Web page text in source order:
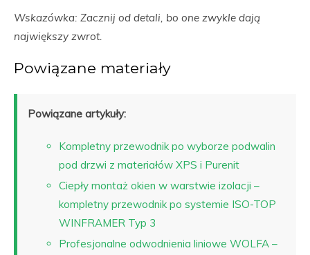
Wskazówka: Zacznij od detali, bo one zwykle dają
największy zwrot.
Powiązane materiały
Powiązane artykuły:
Kompletny przewodnik po wyborze podwalin
pod drzwi z materiałów XPS i Purenit
Ciepły montaż okien w warstwie izolacji –
kompletny przewodnik po systemie ISO-TOP
WINFRAMER Typ 3
Profesjonalne odwodnienia liniowe WOLFA –